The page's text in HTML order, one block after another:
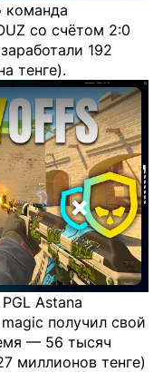
команда
со счётом 2:0
192
тенге).
видео YouTube
Astana
получил свой
— 56 тысяч
миллионов тенге)